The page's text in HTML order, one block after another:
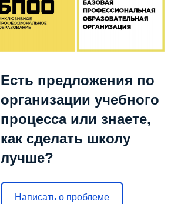
Есть предложения по
организации учебного
процесса или знаете,
как сделать школу
лучше?
Написать о проблеме